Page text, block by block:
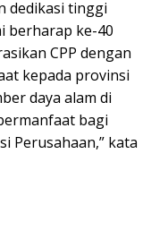
dedikasi tinggi
berharap ke-40
CPP dengan
kepada provinsi
daya alam di
bagi
Perusahaan,” kata